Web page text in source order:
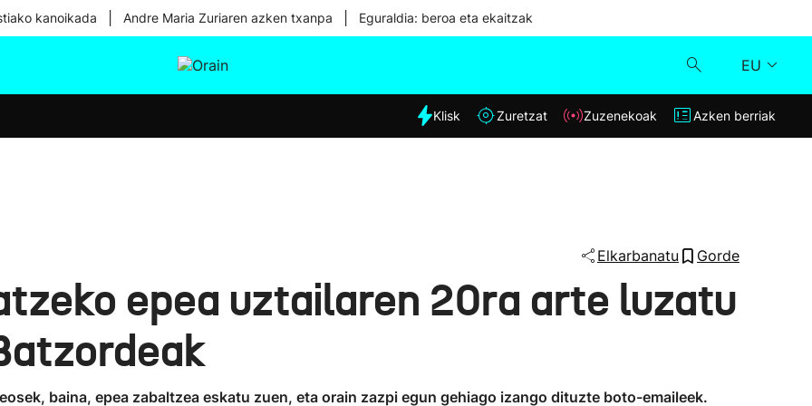
kanoikada Andre Maria Zuriaren azken txanpa Eguraldia: beroa eta ekaitzak
EU
Eguraldia
Klisk
Azken berriak
Klisk Zuretzat Zuzenekoak Azken berriak
Elkarbanatu Gorde
epea uztailaren 20ra arte luzatu
baina, epea zabaltzea eskatu zuen, eta orain zazpi egun gehiago izango dituzte boto-emaileek.